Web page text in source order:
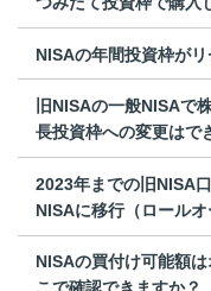
NISAの年間投資枠がリ
旧NISAの一般NISAで
長投資枠への変更はで
2023年までの旧NISA
NISAに移行（ロール
NISAの買付け可能額